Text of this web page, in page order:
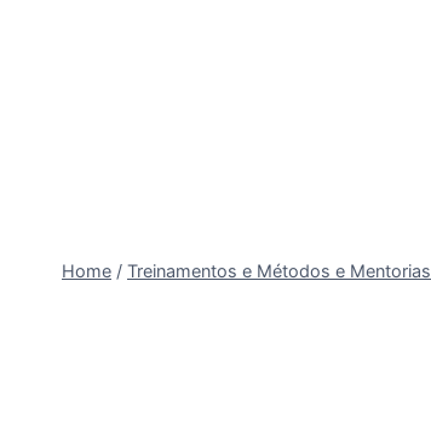
Home / Treinamentos e Métodos e